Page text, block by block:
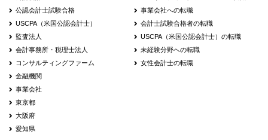
公認会計士試験合格
USCPA（米国公認会計士）
監査法人
会計事務所・税理士法人
コンサルティングファーム
金融機関
事業会社
東京都
大阪府
愛知県
事業会社への転職
会計士試験合格者の転職
USCPA（米国公認会計士）の転職
未経験分野への転職
女性会計士の転職